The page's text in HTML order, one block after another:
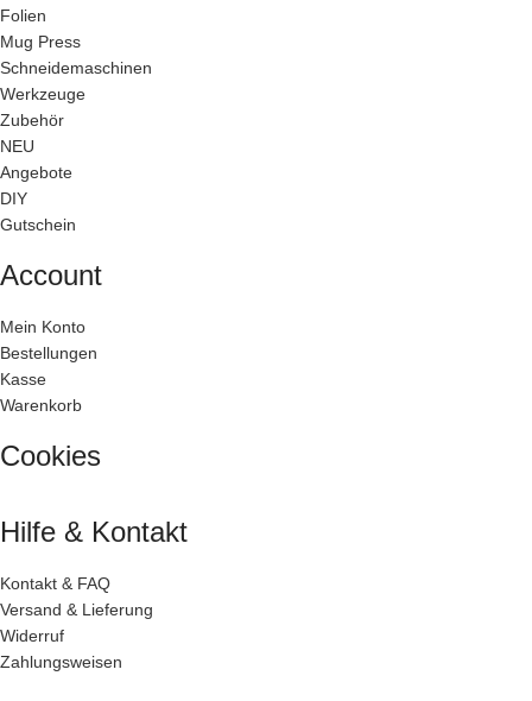
Folien
Mug Press
Schneidemaschinen
Werkzeuge
Zubehör
NEU
Angebote
DIY
Gutschein
Account
Mein Konto
Bestellungen
Kasse
Warenkorb
Cookies
Hilfe & Kontakt
Kontakt & FAQ
Versand & Lieferung
Widerruf
Zahlungsweisen